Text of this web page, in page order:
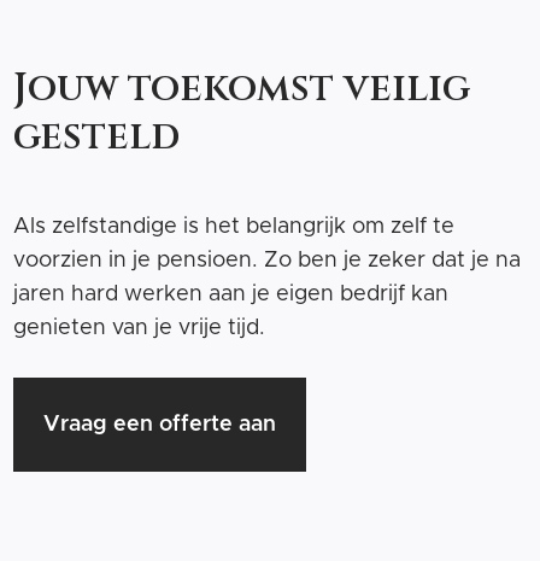
Jouw toekomst veilig
gesteld
Als zelfstandige is het belangrijk om zelf te
voorzien in je pensioen. Zo ben je zeker dat je na
jaren hard werken aan je eigen bedrijf kan
genieten van je vrije tijd.
Vraag een offerte aan